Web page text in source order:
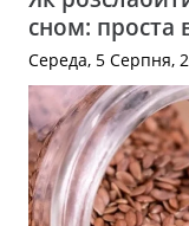
сном: проста
Середа, 5 Серпня,